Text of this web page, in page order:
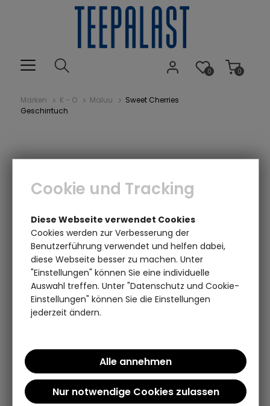
0
0
Marken K - O Maluu
Sweet Cherries
Geschirrtuch
Cookie und Tracking
Diese Webseite verwendet Cookies
Cookies werden zur Verbesserung der
Benutzerführung verwendet und helfen dabei,
diese Webseite besser zu machen. Unter
"Einstellungen" können Sie eine individuelle
Auswahl treffen. Unter "Datenschutz und Cookie-
Einstellungen" können Sie die Einstellungen
jederzeit ändern.